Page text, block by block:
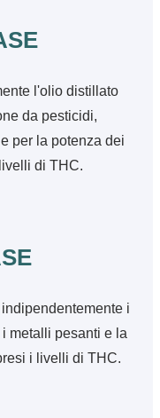
l'olio distillato
da pesticidi,
per la potenza dei
di THC.
i
metalli pesanti e la
i livelli di THC.